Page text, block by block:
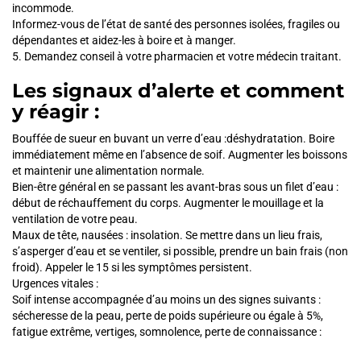
incommode.
Informez-vous de l’état de santé des personnes isolées, fragiles ou
dépendantes et aidez-les à boire et à manger.
5. Demandez conseil à votre pharmacien et votre médecin traitant.
Les signaux d’alerte et comment
y réagir :
Bouffée de sueur en buvant un verre d’eau :déshydratation. Boire
immédiatement même en l’absence de soif. Augmenter les boissons
et maintenir une alimentation normale.
Bien-être général en se passant les avant-bras sous un filet d’eau :
début de réchauffement du corps. Augmenter le mouillage et la
ventilation de votre peau.
Maux de tête, nausées : insolation. Se mettre dans un lieu frais,
s’asperger d’eau et se ventiler, si possible, prendre un bain frais (non
froid). Appeler le 15 si les symptômes persistent.
Urgences vitales :
Soif intense accompagnée d’au moins un des signes suivants :
sécheresse de la peau, perte de poids supérieure ou égale à 5%,
fatigue extrême, vertiges, somnolence, perte de connaissance :